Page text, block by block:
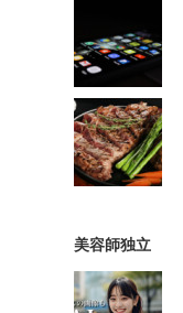
美容師独立